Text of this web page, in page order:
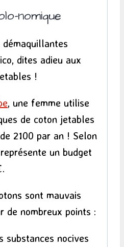
nomique
dites adieu aux
!
, une femme utilise
de coton jetables
2100 par an ! Selon
un budget
sont mauvais
de nombreux points :
substances nocives